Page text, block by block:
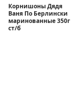
Корнишоны Дядя
Ваня По Берлински
маринованные 350г
ст/б